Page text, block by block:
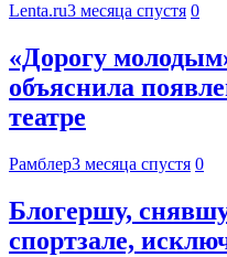
Lenta.ru3 месяца спустя 0
«Дорогу
объяснила
театре
Рамблер3 месяца спустя 0
Блогершу,
спортзале,